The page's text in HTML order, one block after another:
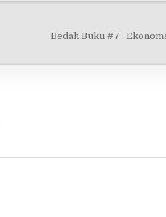
Bedah Buku #7 :